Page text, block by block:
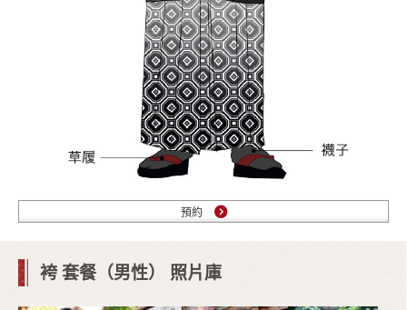
預約
袴 套餐（男性） 照片庫